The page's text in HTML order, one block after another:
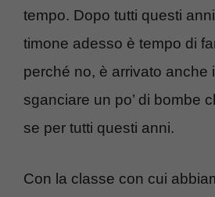
tempo. Dopo tutti questi
timone adesso è tempo di
perché no, è arrivato anche
sganciare un po’ di bombe
se per tutti questi anni.
Con la classe con cui